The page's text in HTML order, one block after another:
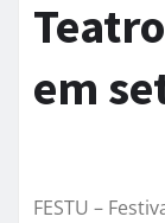
em
FESTU –